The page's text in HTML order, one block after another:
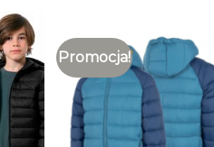
Promocja!